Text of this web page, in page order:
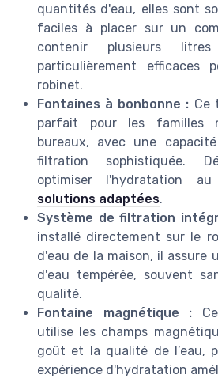
quantités d'eau, elles sont
faciles à placer sur un
contenir plusieurs
particulièrement efficaces
robinet.
Fontaines à bonbonne : Ce
parfait pour les familles
bureaux, avec une
filtration sophistiquée.
optimiser l'hydratation
solutions adaptées.
Système de filtration
installé directement sur le
d'eau de la maison, il assure
d'eau tempérée, souvent
qualité.
Fontaine magnétique :
utilise les champs
goût et la qualité de l’eau,
expérience d'hydratation